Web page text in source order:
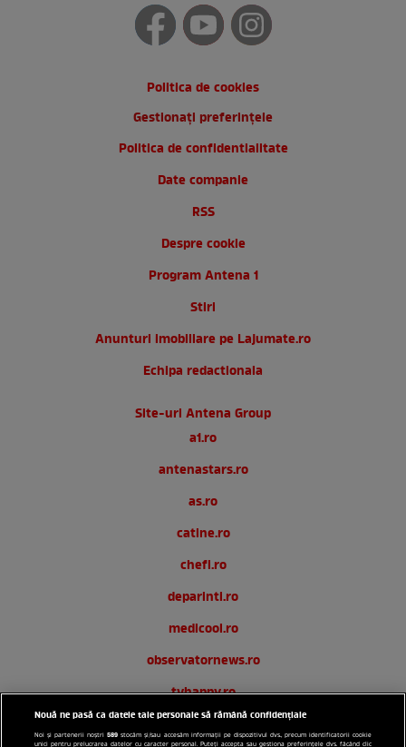
Politica de cookies
Gestionați preferințele
Politica de confidentialitate
Date companie
RSS
Despre cookie
Program Antena 1
Stiri
Anunturi imobiliare pe Lajumate.ro
Echipa redactionala
Site-uri Antena Group
a1.ro
antenastars.ro
as.ro
catine.ro
chefi.ro
deparinti.ro
medicool.ro
observatornews.ro
tvhappy.ro
useit.ro
Nouă ne pasă ca datele tale personale să rămână confidențiale
Noi și partenerii noștri589 stocăm și/sau accesăm informații pe dispozitivul dvs., precum identificatorii cookie
unici pentru prelucrarea datelor cu caracter personal. Puteți accepta sau gestiona preferințele dvs. făcând clic